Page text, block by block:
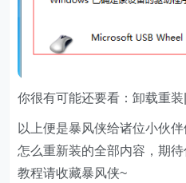
你很有可能还要看：卸载重装
以上便是暴风侠给诸位小伙
怎么重新装的全部内容，期
教程请收藏暴风侠~